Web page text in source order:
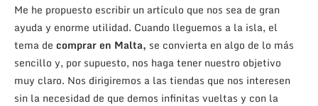
Me he propuesto escribir un artículo que nos sea de gran
ayuda y enorme utilidad. Cuando lleguemos a la isla, el
tema de comprar en Malta, se convierta en algo de lo más
sencillo y, por supuesto, nos haga tener nuestro objetivo
muy claro. Nos dirigiremos a las tiendas que nos interesen
sin la necesidad de que demos infinitas vueltas y con la